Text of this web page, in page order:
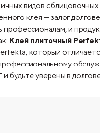
видов
клея — залог
профессионалам, и
Клей плиточный
который
уверены в